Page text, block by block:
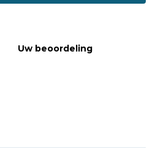
Uw beoordeling